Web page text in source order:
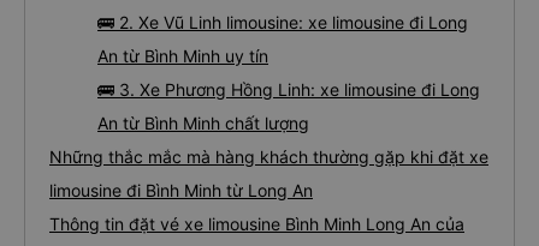
🚌 2. Xe Vũ Linh limousine: xe limousine đi Long
An từ Bình Minh uy tín
🚌 3. Xe Phương Hồng Linh: xe limousine đi Long
An từ Bình Minh chất lượng
Những thắc mắc mà hàng khách thường gặp khi đặt xe
limousine đi Bình Minh từ Long An
Thông tin đặt vé xe limousine Bình Minh Long An của